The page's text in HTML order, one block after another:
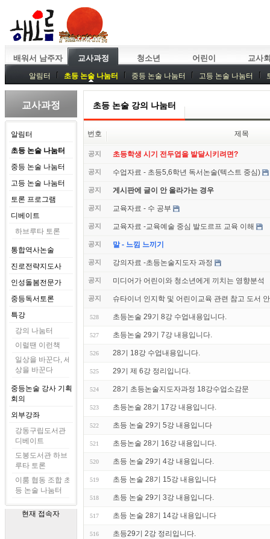
배워서 남주자 교사과정 청소년 어린이 교사
알림터 초등 논술 나눔터 중등 논술 나눔터 고등 논술 나눔터
중등독서토론
특강 중등논술 강사 기획회의 외부강좌
교사과정
알림터
초등 논술 나눔터
중등 논술 나눔터
고등 논술 나눔터
토론 프로그램
디베이트
하브루타 토론
통합역사논술
진로전략지도사
인성돌봄전문가
중등독서토론
특강
강의 나눔터
이럴땐 이런책
일상을 바꾼다, 세
상을 바꾼다
중등논술 강사 기획
회의
외부강좌
강동구립도서관
디베이트
도봉도서관 하브
루타 토론
이룸 협동 조합 초
등 논술 나눔터
현재 접속자
초등 논술 강의 나눔터
번호 제목
공지 초등학생 시기 전두엽을 발달시키려면?
공지 수업자료 - 초등5,6학년 독서논술(텍스트 중심)
공지 게시판에 글이 안 올라가는 경우
공지 교육자료 - 수 공부
공지 교육자료 -교육예술 중심 발도르프 교육 이해
공지 말 - 느낌 느끼기
공지 강의자료 -초등논술지도자 과정
공지 미디어가 어린이와 청소년에게 끼치는 영향분석
공지 슈타이너 인지학 및 어린이교육 관련 참고 도서
528 초등논술 29기 8강 수업내용입니다.
527 초등논술 29기 7강 내용입니다.
526 28기 18강 수업내용입니다.
525 29기 제 6강 정리입니다.
524 28기 초등논술지도자과정 18강수업소감문
523 초등논술 28기 17강 내용입니다.
522 초등 논술 29기 5강 내용입니다
521 초등논술 28기 16강 내용입니다.
520 초등 논술 29기 4강 내용입니다.
519 초등 논술 28기 15강 내용입니다
518 초등 논술 29기 3강 내용입니다.
517 초등 논술 28기 14강 내용입니다
516 초등29기 2강 정리입니다.